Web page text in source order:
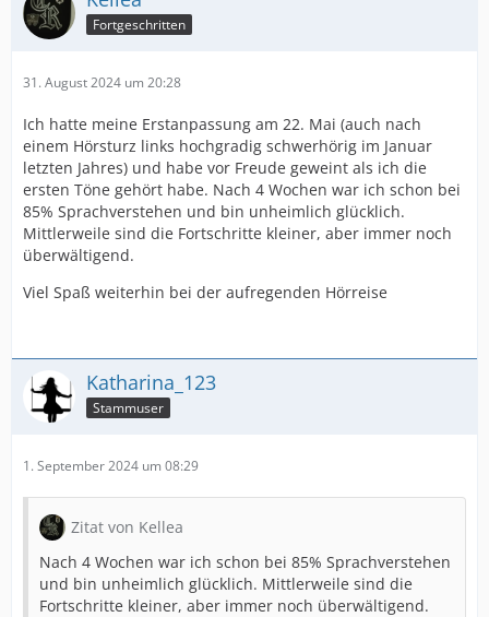
Fortgeschritten
31. August 2024 um 20:28
Ich hatte meine Erstanpassung am 22. Mai (auch nach
einem Hörsturz links hochgradig schwerhörig im Januar
letzten Jahres) und habe vor Freude geweint als ich die
ersten Töne gehört habe. Nach 4 Wochen war ich schon bei
85% Sprachverstehen und bin unheimlich glücklich.
Mittlerweile sind die Fortschritte kleiner, aber immer noch
überwältigend.
Viel Spaß weiterhin bei der aufregenden Hörreise
Katharina_123
Stammuser
1. September 2024 um 08:29
Zitat von Kellea
Nach 4 Wochen war ich schon bei 85% Sprachverstehen
und bin unheimlich glücklich. Mittlerweile sind die
Fortschritte kleiner, aber immer noch überwältigend.